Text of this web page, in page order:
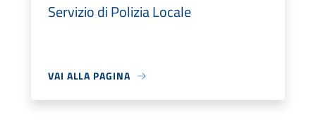
Servizio di Polizia Locale
VAI ALLA PAGINA